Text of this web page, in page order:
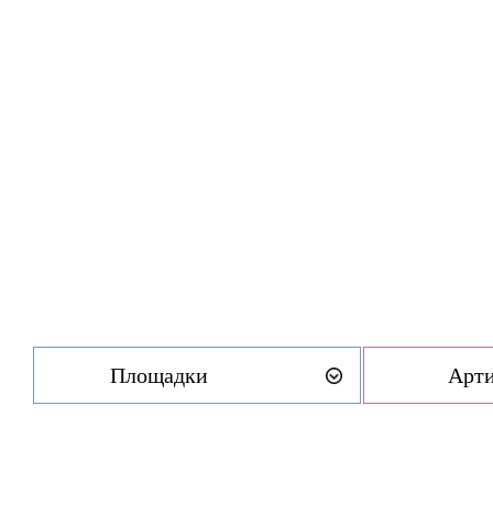
Площадки